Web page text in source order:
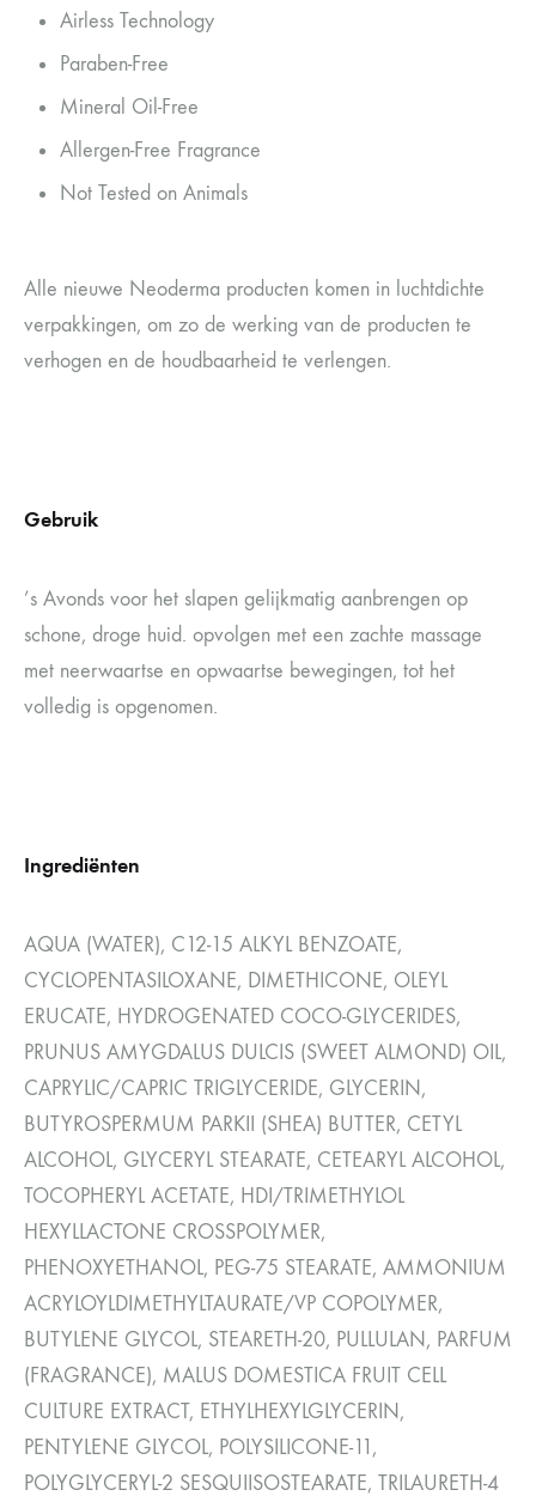
Airless Technology
Paraben-Free
Mineral Oil-Free
Allergen-Free Fragrance
Not Tested on Animals
Alle nieuwe Neoderma producten komen in luchtdichte
verpakkingen, om zo de werking van de producten te
verhogen en de houdbaarheid te verlengen.
Gebruik
’s Avonds voor het slapen gelijkmatig aanbrengen op
schone, droge huid. opvolgen met een zachte massage
met neerwaartse en opwaartse bewegingen, tot het
volledig is opgenomen.
Ingrediënten
AQUA (WATER), C12-15 ALKYL BENZOATE,
CYCLOPENTASILOXANE, DIMETHICONE, OLEYL
ERUCATE, HYDROGENATED COCO-GLYCERIDES,
PRUNUS AMYGDALUS DULCIS (SWEET ALMOND) OIL,
CAPRYLIC/CAPRIC TRIGLYCERIDE, GLYCERIN,
BUTYROSPERMUM PARKII (SHEA) BUTTER, CETYL
ALCOHOL, GLYCERYL STEARATE, CETEARYL ALCOHOL,
TOCOPHERYL ACETATE, HDI/TRIMETHYLOL
HEXYLLACTONE CROSSPOLYMER,
PHENOXYETHANOL, PEG-75 STEARATE, AMMONIUM
ACRYLOYLDIMETHYLTAURATE/VP COPOLYMER,
BUTYLENE GLYCOL, STEARETH-20, PULLULAN, PARFUM
(FRAGRANCE), MALUS DOMESTICA FRUIT CELL
CULTURE EXTRACT, ETHYLHEXYLGLYCERIN,
PENTYLENE GLYCOL, POLYSILICONE-11,
POLYGLYCERYL-2 SESQUIISOSTEARATE, TRILAURETH-4